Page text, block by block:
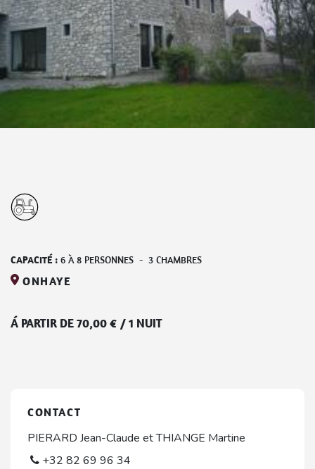
CAPACITÉ : 6 À8 PERSONNES - 3 CHAMBRES
ONHAYE
Á PARTIR DE70,00€ /1 NUIT
CONTACT
PIERARD Jean-Claude et THIANGE Martine
+32 82 69 96 34